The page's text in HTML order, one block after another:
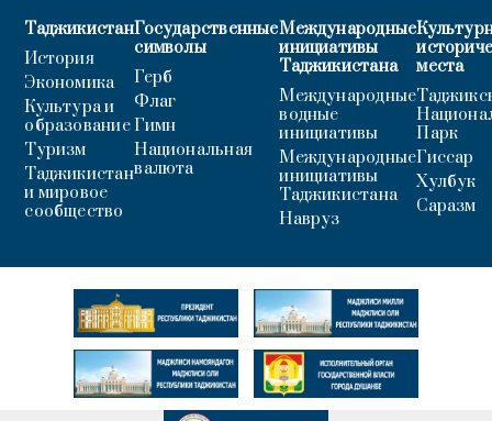
Таджикистан
История
Экономика
Культура и
образование
Туризм
Таджикистан
и мировое
сообщество
Государственные
символы
Герб
Флаг
Гимн
Национальная
валюта
Международные
инициативы
Таджикистана
Международные
водные
инициативы
Международные
инициативы
Таджикистана
Навруз
места
Парк
Гиссар
Хулбук
Саразм